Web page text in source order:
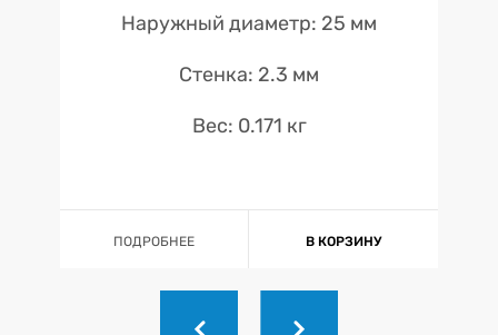
Наружный диаметр: 25 мм
Стенка: 2.3 мм
Вес: 0.171 кг
ПОДРОБНЕЕ В КОРЗИНУ